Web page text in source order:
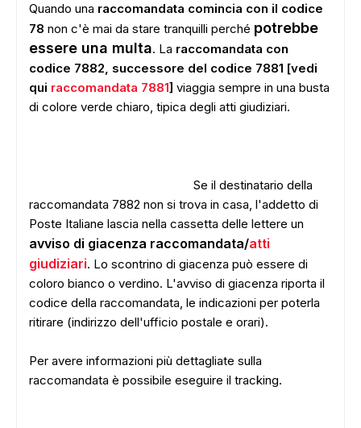
Quando una raccomandata comincia con il codice
78 non c'è mai da stare tranquilli perché potrebbe
essere una multa. La raccomandata con
codice 7882, successore del codice 7881 [vedi
qui raccomandata 7881] viaggia sempre in una busta
di colore verde chiaro, tipica degli atti giudiziari.
Se il destinatario della
raccomandata 7882 non si trova in casa, l'addetto di
Poste Italiane lascia nella cassetta delle lettere un
avviso di giacenza raccomandata/atti
giudiziari. Lo scontrino di giacenza può essere di
coloro bianco o verdino. L'avviso di giacenza riporta il
codice della raccomandata, le indicazioni per poterla
ritirare (indirizzo dell'ufficio postale e orari).
Per avere informazioni più dettagliate sulla
raccomandata è possibile eseguire il tracking.